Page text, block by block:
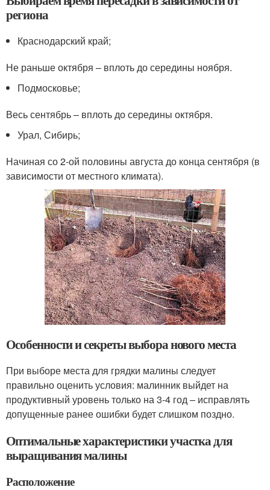
региона
Краснодарский край;
Не раньше октября – вплоть до середины ноября.
Подмосковье;
Весь сентябрь – вплоть до середины октября.
Урал, Сибирь;
Начиная со 2-ой половины августа до конца сентября (в
зависимости от местного климата).
Особенности и секреты выбора нового места
При выборе места для грядки малины следует
правильно оценить условия: малинник выйдет на
продуктивный уровень только на 3-4 год – исправлять
допущенные ранее ошибки будет слишком поздно.
Оптимальные характеристики участка для
выращивания малины
Расположение